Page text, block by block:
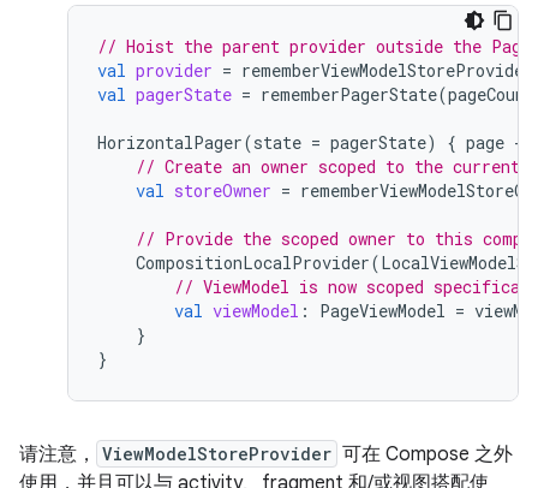
// Hoist the parent provider outside the
val provider = rememberViewModelStoreProvider
val pagerState = rememberPagerState(pageCount
HorizontalPager(state = pagerState) { page -
// Create an owner scoped to the current
val storeOwner =
// Provide the scoped owner to this
CompositionLocalProvider(
// ViewModel is now scoped
val viewModel : PageViewModel =
}
}
请注意， ViewModelStoreProvider 可在 Compose 之外
使用，并且可以与 activity、fragment 和/或视图搭配使